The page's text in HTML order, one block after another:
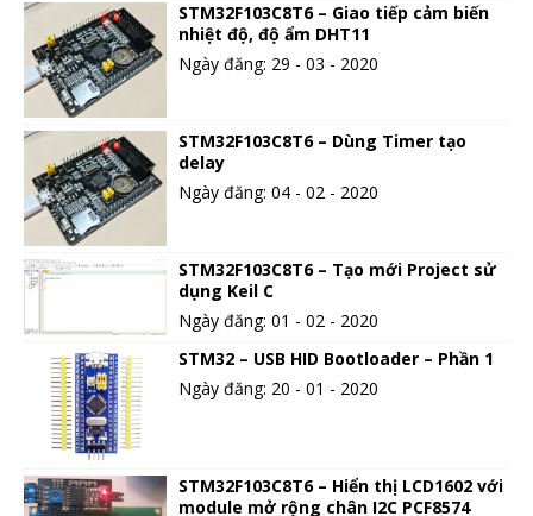
STM32F103C8T6 – Giao tiếp cảm biến
nhiệt độ, độ ẩm DHT11
Ngày đăng: 29 - 03 - 2020
STM32F103C8T6 – Dùng Timer tạo
delay
Ngày đăng: 04 - 02 - 2020
STM32F103C8T6 – Tạo mới Project sử
dụng Keil C
Ngày đăng: 01 - 02 - 2020
STM32 – USB HID Bootloader – Phần 1
Ngày đăng: 20 - 01 - 2020
STM32F103C8T6 – Hiển thị LCD1602 với
module mở rộng chân I2C PCF8574